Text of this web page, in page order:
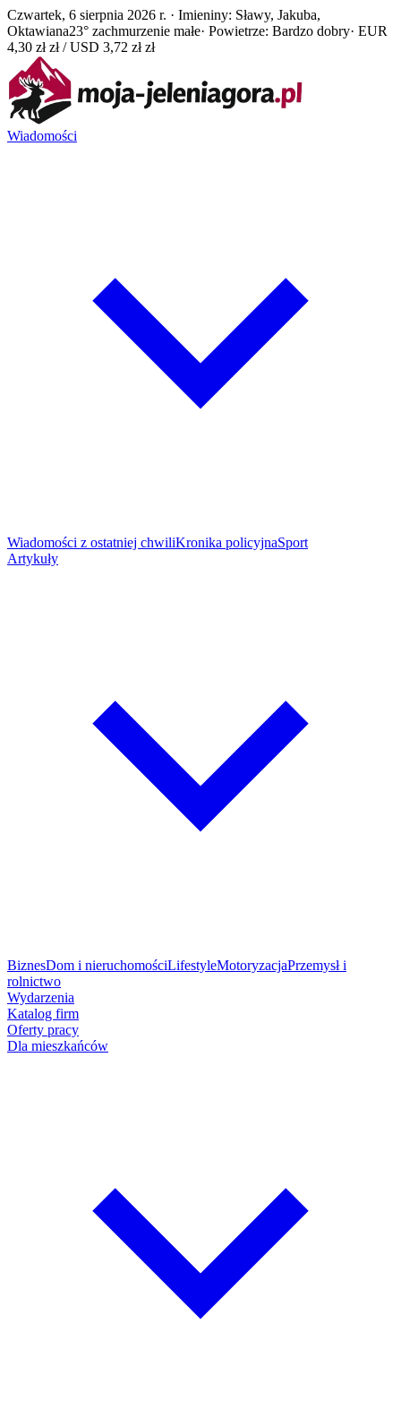
Czwartek, 6 sierpnia 2026 r. · Imieniny: Sławy, Jakuba,
Oktawiana23° zachmurzenie małe· Powietrze: Bardzo dobry· EUR
4,30 zł zł / USD 3,72 zł zł
Wiadomości
Wiadomości z ostatniej chwiliKronika policyjnaSport
Artykuły
BiznesDom i nieruchomościLifestyleMotoryzacjaPrzemysł i
rolnictwo
Wydarzenia
Katalog firm
Oferty pracy
Dla mieszkańców